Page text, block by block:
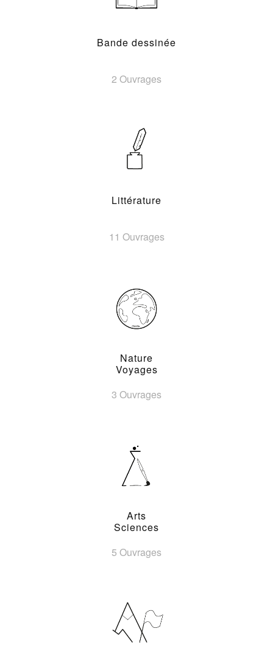
Bande dessinée
2 Ouvrages
Littérature
11 Ouvrages
Nature
Voyages
3 Ouvrages
Arts
Sciences
5 Ouvrages